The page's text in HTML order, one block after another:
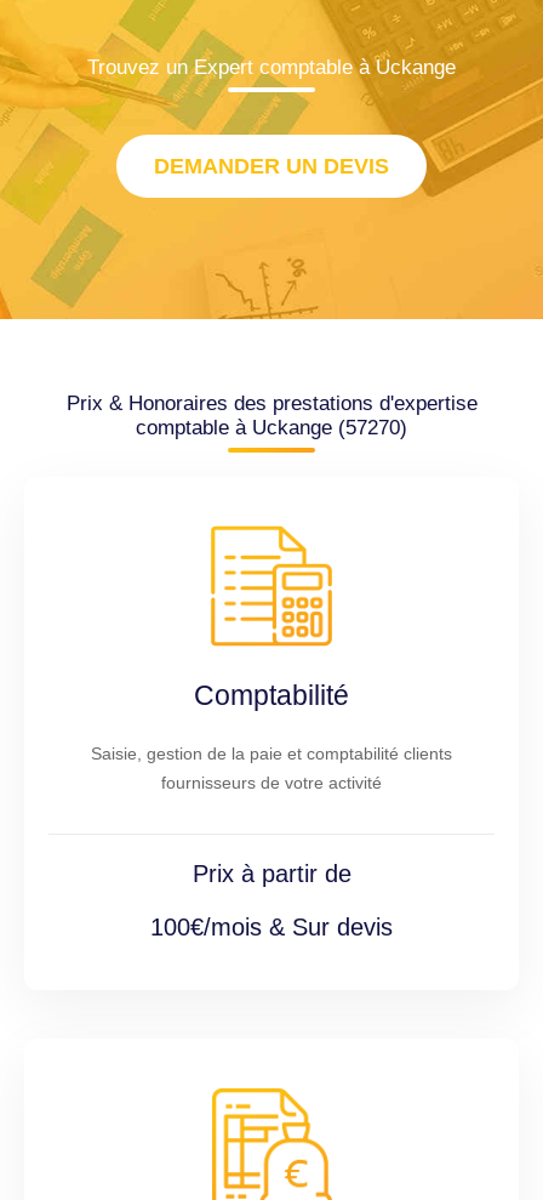
Trouvez un Expert comptable à Uckange
DEMANDER UN DEVIS
Prix & Honoraires des prestations d'expertise
comptable à Uckange (57270)
Comptabilité
Saisie, gestion de la paie et comptabilité clients
fournisseurs de votre activité
Prix à partir de
100€/mois & Sur devis